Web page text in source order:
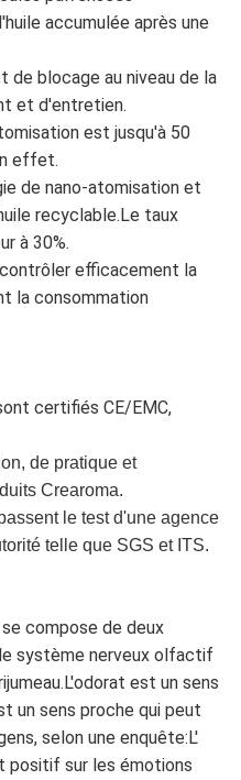
accumulée après une
de blocage au niveau de la
et d'entretien.
est jusqu'à 50
effet.
de nano-atomisation et
recyclable.Le taux
à 30%.
efficacement la
la consommation
certifiés CE/EMC,
de pratique et
Crearoma.
le test d'une agence
telle que SGS et ITS.
compose de deux
système nerveux olfactif
est un sens
un sens proche qui peut
selon une enquête:L'
positif sur les émotions